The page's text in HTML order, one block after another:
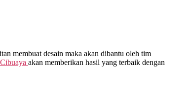
membuat desain maka akan dibantu oleh tim
Cibuaya akan memberikan hasil yang terbaik dengan